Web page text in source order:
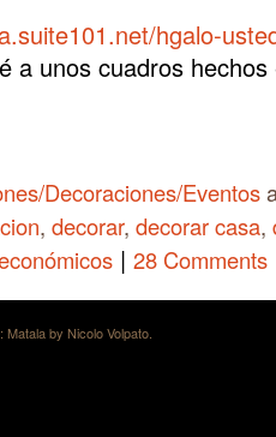
hgalo-
a unos cuadros
Decoraciones/Eventos
, decorar, decorar casa,
| 28 Comments
Matala by Nicolo Volpato